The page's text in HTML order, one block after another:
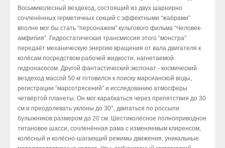
Восьмиколесный вездеход, состоящий из двух шарнирно
сочленённых герметичных секций с эффектными “жабрами”
вполне мог бы стать “персонажем” культового фильма “Человек-
амфибия”. Гидростатическая трансмиссия этого “монстра”
передаёт механическую энергию вращения от вала двигателя к
колёсам посредством рабочей жидкости, нагнетаемой
гидронасосом. Другой фантастический экспонат - космический
вездеход массой 50 кг готовился к поиску марсианской воды,
регистрации “марсотрясений” и исследованию атмосферы
четвёртой планеты. Он мог карабкаться через препятствия до 30
см и преодолевать уклоны до 30°, двигаться по россыпи
булыжников размером до 20 см. Шестиколёсное полноприводное
титановое шасси, сочленённая рама с изменяемым клиренсом,
колёсный и колёсно-шагающий режимы движения, уникальные